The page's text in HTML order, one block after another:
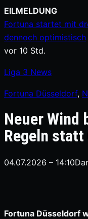
Zum
Inhalt
springen
EILMELDUNG
Fortuna startet mit
dennoch optimistisch
vor 10 Std.
Liga 3 News
Fortuna Düsseldorf,
Neuer Wind
Regeln
04.07.2026 – 14:10
Fortuna Düsseldorf